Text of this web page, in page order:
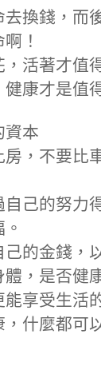
換錢，而
！
活著才值
康才是值
資本
，不要比
己的努力
的金錢，
，是否健
享受生活
什麼都可